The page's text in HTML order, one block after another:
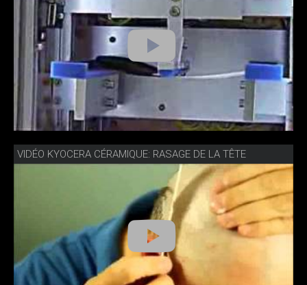
VIDÉO KYOCERA CÉRAMIQUE: RASAGE DE LA TÊTE